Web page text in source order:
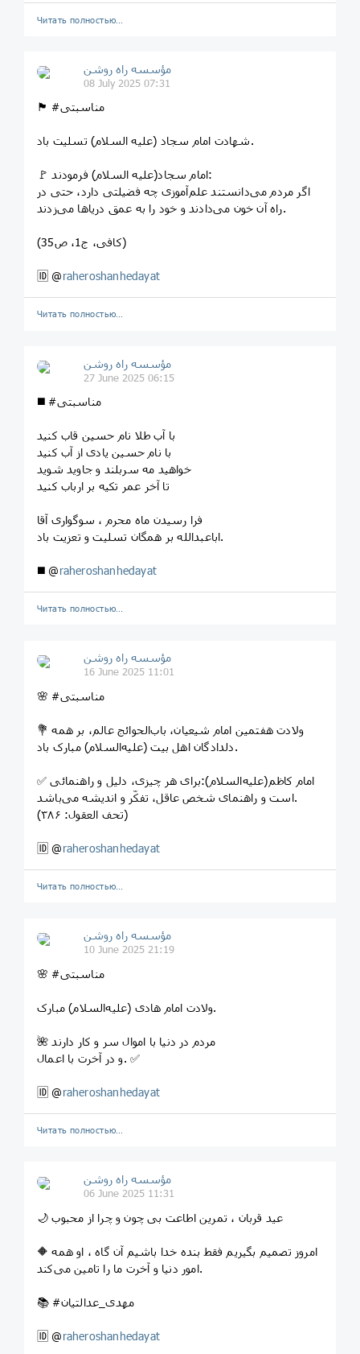
Читать полностью…
مؤسسه راه روشن
08 July 2025 07:31
🏴 #مناسبتی
شهادت امام سجاد (علیه السلام) تسلیت باد.
🚩 امام سجاد(علیه السلام) فرمودند:
اگر مردم می‌دانستند علم‌آموزی چه فضیلتی دارد، حتی در
راه آن خون می‌دادند و خود را به عمق دریاها می‌زدند.
(کافی، ج1، ص35)
🆔 @raheroshanhedayat
Читать полностью…
مؤسسه راه روشن
27 June 2025 06:15
◼️ #مناسبتی
با آب طلا نام حسین قاب کنید
با نام حسین یادی از آب کنید
خواهید مه سربلند و جاوید شوید
تا آخر عمر تکیه بر ارباب کنید
فرا رسیدن ماه محرم ، سوگواری آقا
اباعبدالله بر همگان تسلیت و تعزیت باد.
◼️ @raheroshanhedayat
Читать полностью…
مؤسسه راه روشن
16 June 2025 11:01
🌸 #مناسبتی
💐 ولادت هفتمین امام شیعیان، باب‌الحوائج عالم، بر همه
دلدادگان اهل بیت (علیه‌السلام) مبارک باد.
✅ امام كاظم(علیه‌السلام):برای هر چیزی، دلیل و راهنمائی
است و راهنمای شخص عاقل، تفكّر و اندیشه می‌باشد.
(تحف العقول: ۳۸۶)
🆔 @raheroshanhedayat
Читать полностью…
مؤسسه راه روشن
10 June 2025 21:19
🌸 #مناسبتی
ولادت امام هادی (علیه‌السلام) مبارک.
🌺 مردم در دنیا با اموال سر و کار دارند
و در آخرت با اعمال. ✅
🆔 @raheroshanhedayat
Читать полностью…
مؤسسه راه روشن
06 June 2025 11:31
🌙 عید قربان ، تمرین اطاعت بی چون و چرا از محبوب
🔶 امروز تصمیم بگیریم فقط بنده خدا باشیم آن گاه ، او همه
امور دنیا و آخرت ما را تامین می‌کند.
📚 #مهدی_عدالتیان
🆔 @raheroshanhedayat